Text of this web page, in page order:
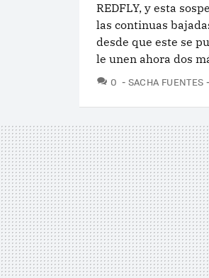
REDFLY, y esta
las continuas
desde que este se
le unen ahora dos
0 COMENTARIOS
SACHA FUENTES